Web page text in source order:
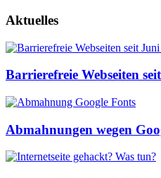
Aktuelles
Barrierefreie Webseiten
Abmahnungen wegen